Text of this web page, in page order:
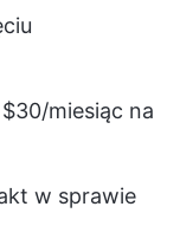
$30/miesiąc na
w sprawie